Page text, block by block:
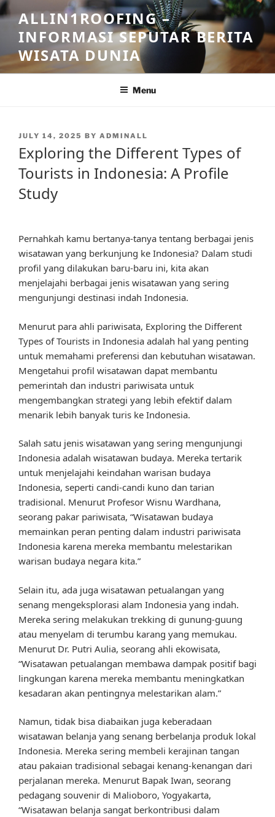
Skip
to
content
ALLIN1ROOFING –
INFORMASI SEPUTAR BERITA
WISATA DUNIA
Menu
POSTED
JULY 14, 2025 BY ADMINALL
Exploring the Different Types of
Tourists in Indonesia: A Profile
Study
Pernahkah kamu bertanya-tanya tentang berbagai jenis
wisatawan yang berkunjung ke Indonesia? Dalam studi
profil yang dilakukan baru-baru ini, kita akan
menjelajahi berbagai jenis wisatawan yang sering
mengunjungi destinasi indah Indonesia.
Menurut para ahli pariwisata, Exploring the Different
Types of Tourists in Indonesia adalah hal yang penting
untuk memahami preferensi dan kebutuhan wisatawan.
Mengetahui profil wisatawan dapat membantu
pemerintah dan industri pariwisata untuk
mengembangkan strategi yang lebih efektif dalam
menarik lebih banyak turis ke Indonesia.
Salah satu jenis wisatawan yang sering mengunjungi
Indonesia adalah wisatawan budaya. Mereka tertarik
untuk menjelajahi keindahan warisan budaya
Indonesia, seperti candi-candi kuno dan tarian
tradisional. Menurut Profesor Wisnu Wardhana,
seorang pakar pariwisata, “Wisatawan budaya
memainkan peran penting dalam industri pariwisata
Indonesia karena mereka membantu melestarikan
warisan budaya negara kita.”
Selain itu, ada juga wisatawan petualangan yang
senang mengeksplorasi alam Indonesia yang indah.
Mereka sering melakukan trekking di gunung-guung
atau menyelam di terumbu karang yang memukau.
Menurut Dr. Putri Aulia, seorang ahli ekowisata,
“Wisatawan petualangan membawa dampak positif bagi
lingkungan karena mereka membantu meningkatkan
kesadaran akan pentingnya melestarikan alam.”
Namun, tidak bisa diabaikan juga keberadaan
wisatawan belanja yang senang berbelanja produk lokal
Indonesia. Mereka sering membeli kerajinan tangan
atau pakaian tradisional sebagai kenang-kenangan dari
perjalanan mereka. Menurut Bapak Iwan, seorang
pedagang souvenir di Malioboro, Yogyakarta,
“Wisatawan belanja sangat berkontribusi dalam